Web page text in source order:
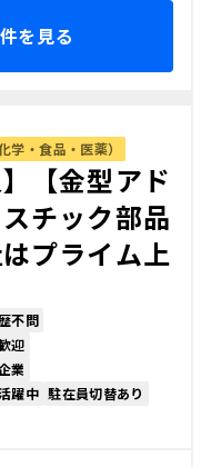
を見る
学・食品・医薬）
【金型アド
チック部品
プライム上
不問
迎
業
躍中 駐在員切替あり